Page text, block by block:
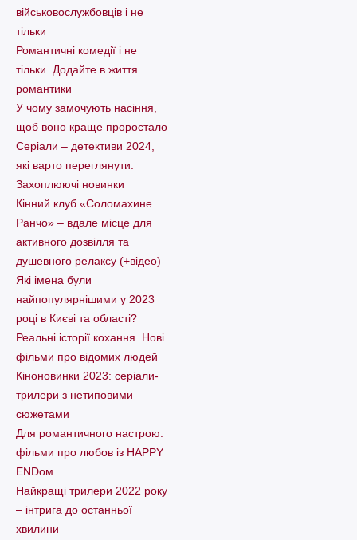
військовослужбовців і не
тільки
Романтичні комедії і не
тільки. Додайте в життя
романтики
У чому замочують насіння,
щоб воно краще проростало
Серіали – детективи 2024,
які варто пеpеглянути.
Захоплюючі новинки
Кінний клуб «Соломахине
Ранчо» – вдале місце для
активного дозвілля та
душевного релаксу (+відео)
Які імена були
найпопулярнішими у 2023
році в Києві та області?
Реальні історії кохання. Нові
фільми про відомих людей
Кіноновинки 2023: серіали-
трилери з нетиповими
сюжетами
Для романтичного настрою:
фільми про любов із HAPPY
ENDом
Найкращі трилери 2022 року
– інтрига до останньої
хвилини